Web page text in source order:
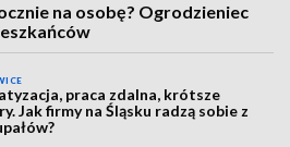
na osobę? Ogrodzieniec
praca zdalna, krótsze
Jak firmy na Śląsku radzą sobie z